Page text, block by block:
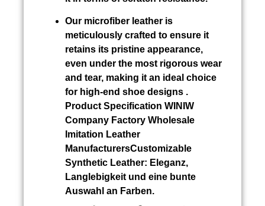
Our microfiber leather is
meticulously crafted to ensure it
retains its pristine appearance,
even under the most rigorous wear
and tear, making it an ideal choice
for high-end shoe designs .
Product Specification WINIW
Company Factory Wholesale
Imitation Leather
ManufacturersCustomizable
Synthetic Leather: Eleganz,
Langlebigkeit und eine bunte
Auswahl an Farben.